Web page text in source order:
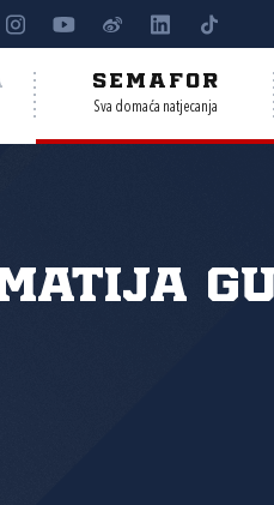
SEMAFOR
Sva domaća natjecanja